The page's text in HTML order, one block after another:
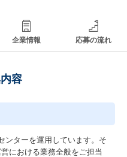
企業情報 応募の流れ
容
ンターを運用しています。そ
における業務全般をご担当